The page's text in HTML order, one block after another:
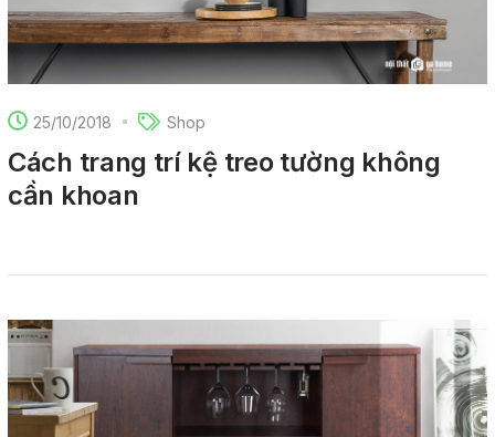
25/10/2018 Shop
Cách trang trí kệ treo tường không
cần khoan